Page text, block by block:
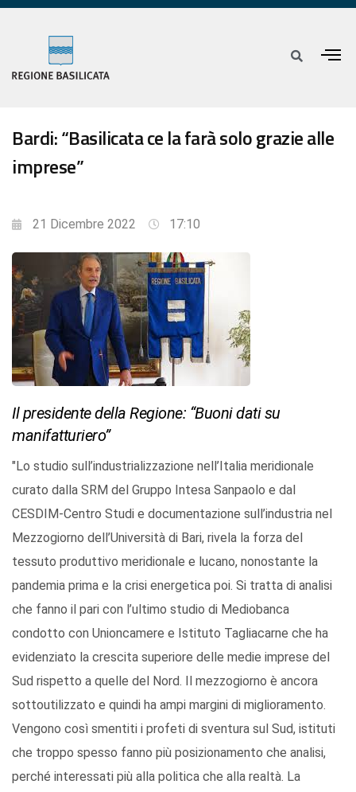
Bardi: “Basilicata ce la farà solo grazie alle
imprese”
21 Dicembre 2022 17:10
Il presidente della Regione: “Buoni dati su
manifatturiero”
"Lo studio sull’industrializzazione nell’Italia meridionale
curato dalla SRM del Gruppo Intesa Sanpaolo e dal
CESDIM-Centro Studi e documentazione sull’industria nel
Mezzogiorno dell’Università di Bari, rivela la forza del
tessuto produttivo meridionale e lucano, nonostante la
pandemia prima e la crisi energetica poi. Si tratta di analisi
che fanno il pari con l’ultimo studio di Mediobanca
condotto con Unioncamere e Istituto Tagliacarne che ha
evidenziato la crescita superiore delle medie imprese del
Sud rispetto a quelle del Nord. Il mezzogiorno è ancora
sottoutilizzato e quindi ha ampi margini di miglioramento.
Vengono così smentiti i profeti di sventura sul Sud, istituti
che troppo spesso fanno più posizionamento che analisi,
perché interessati più alla politica che alla realtà. La